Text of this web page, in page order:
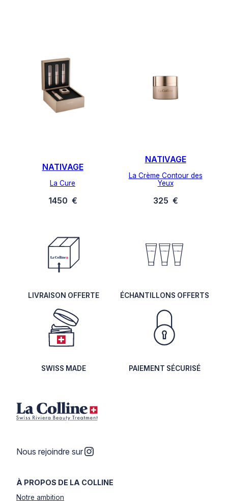
NATIVAGE
La Cure
1450 €
NATIVAGE
La Crème Contour des
Yeux
325 €
LIVRAISON OFFERTE ÉCHANTILLONS OFFERTS
SWISS MADE PAIEMENT SÉCURISÉ
Nous rejoindre surInstagram
À PROPOS DE LA COLLINE
Notre ambition